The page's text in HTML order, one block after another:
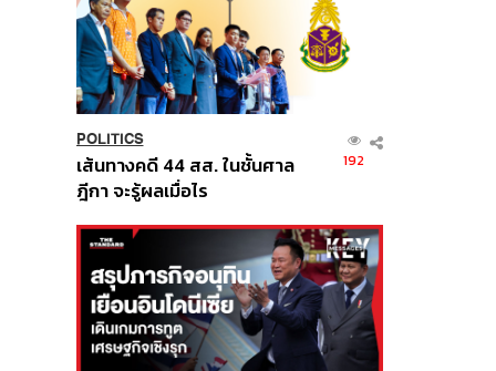
POLITICS
เส้นทางคดี 44 สส. ในชั้นศาล
ฎีกา จะรู้ผลเมื่อไร
192